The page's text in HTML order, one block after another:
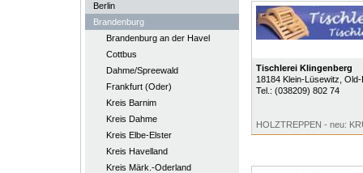
Berlin
Brandenburg
Brandenburg an der Havel
Cottbus
Dahme/Spreewald
Frankfurt (Oder)
Kreis Barnim
Kreis Dahme
Kreis Elbe-Elster
Kreis Havelland
Kreis Märk.-Oderland
Tischlerei Klingenberg
18184 Klein-Lüsewitz ,
Tel.: (038209) 802 74
HOLZTREPPEN - neu: